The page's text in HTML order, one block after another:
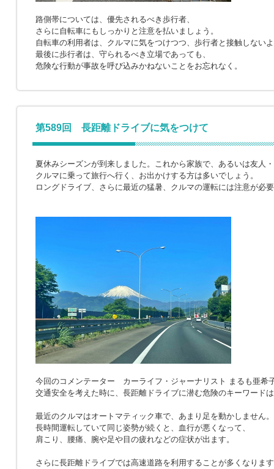
路側帯については、優先されるべき歩行者、
さらに自転車にもしっかりと注意を払いましょう。
自転車の利用者は、クルマに気をつけつつ、歩行者と接触しない
最後に歩行者は、守られるべき立場であっても、
危険な行動が事故を呼び込みかねないことをお忘れなく。
第589回 長距離ドライブに気をつけて
夏休みシーズンが到来しました。これから家族で、あるいは友人
クルマに乗って旅行へ行く、お出かけする方は多いでしょう。
ロングドライブ、さらに最近の猛暑、クルマの運転には注意が必
今回のコメンテーター カーライフ・ジャーナリスト まるも亜希
交通安全を考えた時に、長距離ドライブに潜む危険のキーワード
最近のクルマはオートマティック車で、あまり足を動かしません。
長時間運転していて同じ姿勢が続くと、血行が悪くなって、
肩こり、腰痛、腕や足や目の疲れなどの症状が出ます。
さらに長距離ドライブでは高速道路を利用することが多くなりま